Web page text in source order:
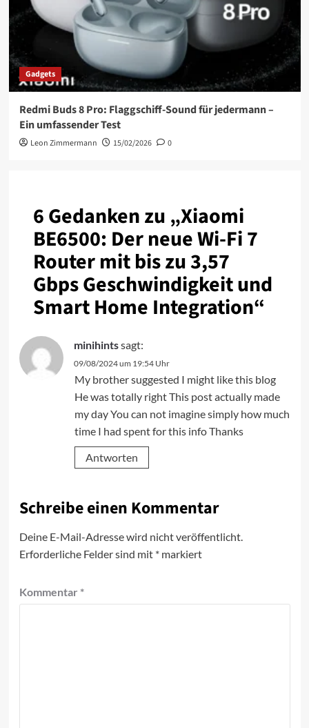
Gadgets
Redmi Buds 8 Pro: Flaggschiff-Sound für jedermann –
Ein umfassender Test
Leon Zimmermann 15/02/2026 0
6 Gedanken zu „Xiaomi
BE6500: Der neue Wi-Fi 7
Router mit bis zu 3,57
Gbps Geschwindigkeit und
Smart Home Integration“
minihintssagt:
09/08/2024 um 19:54 Uhr
My brother suggested I might like this blog
He was totally right This post actually made
my day You can not imagine simply how much
time I had spent for this info Thanks
Antworten
Schreibe einen Kommentar
Deine E-Mail-Adresse wird nicht veröffentlicht.
Erforderliche Felder sind mit *markiert
Kommentar *